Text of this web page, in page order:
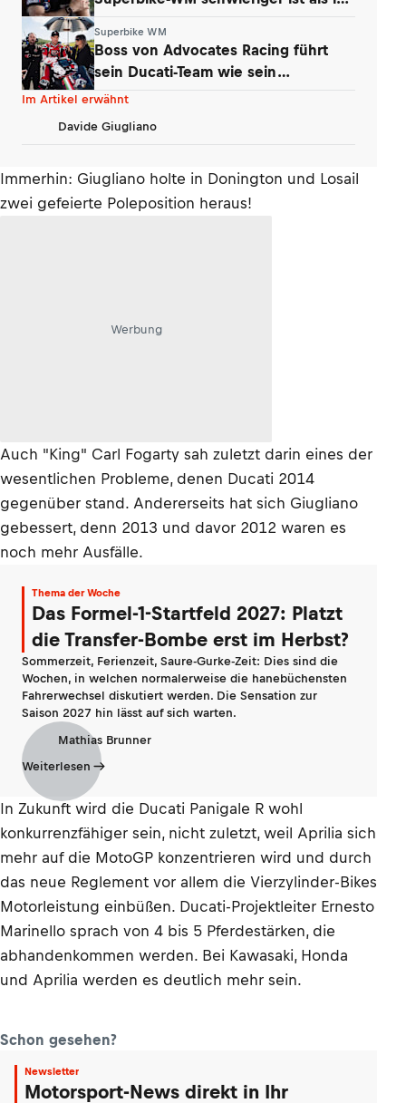
Superbike WM
Boss von Advocates Racing führt
sein Ducati-Team wie sein
Unternehmen
Im Artikel erwähnt
Davide Giugliano
Immerhin: Giugliano holte in Donington und Losail
zwei gefeierte Poleposition heraus!
Werbung
Auch "King" Carl Fogarty sah zuletzt darin eines der
wesentlichen Probleme, denen Ducati 2014
gegenüber stand. Andererseits hat sich Giugliano
gebessert, denn 2013 und davor 2012 waren es
noch mehr Ausfälle.
Thema der Woche
Das Formel-1-Startfeld 2027: Platzt
die Transfer-Bombe erst im Herbst?
Sommerzeit, Ferienzeit, Saure-Gurke-Zeit: Dies sind die
Wochen, in welchen normalerweise die hanebüchensten
Fahrerwechsel diskutiert werden. Die Sensation zur
Saison 2027 hin lässt auf sich warten.
Mathias Brunner
Weiterlesen
In Zukunft wird die Ducati Panigale R wohl
konkurrenzfähiger sein, nicht zuletzt, weil Aprilia sich
mehr auf die MotoGP konzentrieren wird und durch
das neue Reglement vor allem die Vierzylinder-Bikes
Motorleistung einbüßen. Ducati-Projektleiter Ernesto
Marinello sprach von 4 bis 5 Pferdestärken, die
abhandenkommen werden. Bei Kawasaki, Honda
und Aprilia werden es deutlich mehr sein.
Schon gesehen?
Newsletter
Motorsport-News direkt in Ihr